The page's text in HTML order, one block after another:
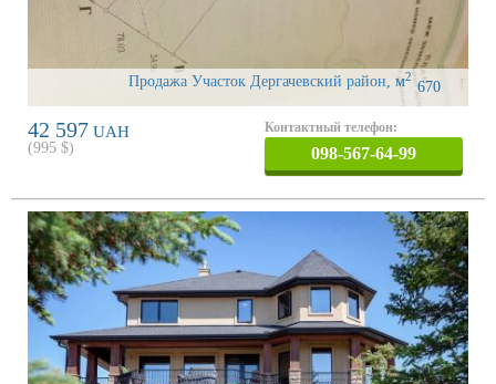
Продажа Участок Дергачевский район, 670
м2
42 597 UAH
(995 $)
Контактный телефон:
098-567-64-99